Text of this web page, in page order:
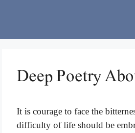
Deep Poetry
It is courage to face the
difficulty of life should be